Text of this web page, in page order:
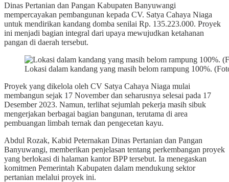
Dinas Pertanian dan Pangan Kabupaten Banyuwangi
mempercayakan pembangunan kepada CV. Satya Cahaya Niaga
untuk mendirikan kandang domba senilai Rp. 135.223.000. Proyek
ini menjadi bagian integral dari upaya mewujudkan ketahanan
pangan di daerah tersebut.
Lokasi dalam kandang yang masih belom rampung 100%.
Proyek yang dikelola oleh CV Satya Cahaya Niaga mulai
membangun sejak 17 November dan seharusnya selesai pada 17
Desember 2023. Namun, terlihat sejumlah pekerja masih sibuk
mengerjakan berbagai bagian bangunan, terutama di area
pembuangan limbah ternak dan pengecetan kayu.
Abdul Rozak, Kabid Peternakan Dinas Pertanian dan Pangan
Banyuwangi, memberikan penjelasan tentang perkembangan proyek
yang berlokasi di halaman kantor BPP tersebut. Ia menegaskan
komitmen Pemerintah Kabupaten dalam mendukung sektor
pertanian melalui proyek ini.